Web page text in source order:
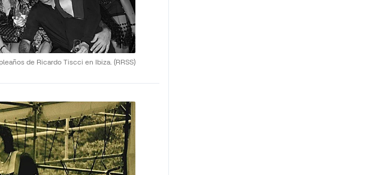
de Ricardo Tiscci en Ibiza. (RRSS)